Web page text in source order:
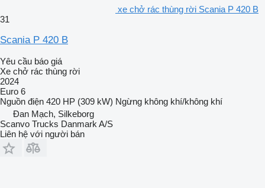
xe chở rác thùng rời Scania P 420 B
31
Scania P 420 B
Yêu cầu báo giá
Xe chở rác thùng rời
2024
Euro 6
Nguồn điện 420 HP (309 kW) Ngừng không khí/không khí
Đan Mạch, Silkeborg
Scanvo Trucks Danmark A/S
Liên hệ với người bán